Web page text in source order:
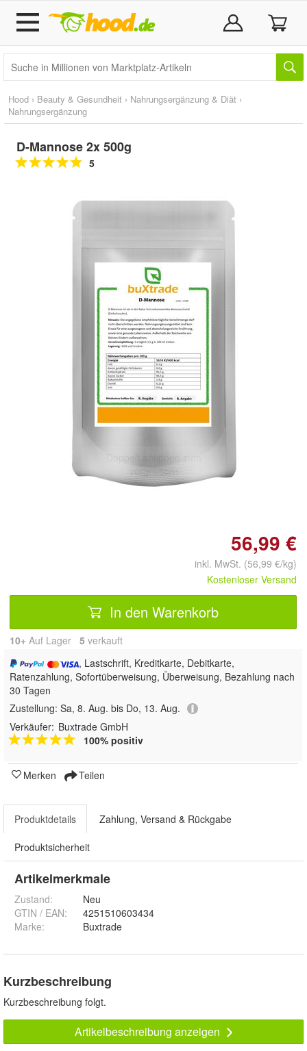
Hood › Beauty & Gesundheit › Nahrungsergänzung & Diät ›
Nahrungsergänzung
D-Mannose 2x 500g
5
vergrößern
56,99 €
inkl. MwSt. (56,99 €/kg)
Kostenloser Versand
In den Warenkorb
10+ Auf Lager 5 verkauft
, Lastschrift, Kreditkarte, Debitkarte,
Ratenzahlung, Sofortüberweisung, Überweisung, Bezahlung nach
30 Tagen
Zustellung: Sa, 8. Aug. bis Do, 13. Aug.
Verkäufer: Buxtrade GmbH
100% positiv
Merken Teilen
Produktdetails Zahlung, Versand & Rückgabe
Produktsicherheit
Artikelmerkmale
Zustand:
Neu
GTIN / EAN:
4251510603434
Marke:
Buxtrade
Kurzbeschreibung
Kurzbeschreibung folgt.
Artikelbeschreibung anzeigen